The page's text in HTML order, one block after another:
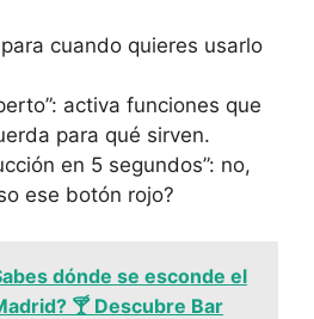
para cuando quieres usarlo
activa funciones que
para qué sirven.
en 5 segundos”: no,
ese botón rojo?
dónde se esconde el
🍸 Descubre Bar